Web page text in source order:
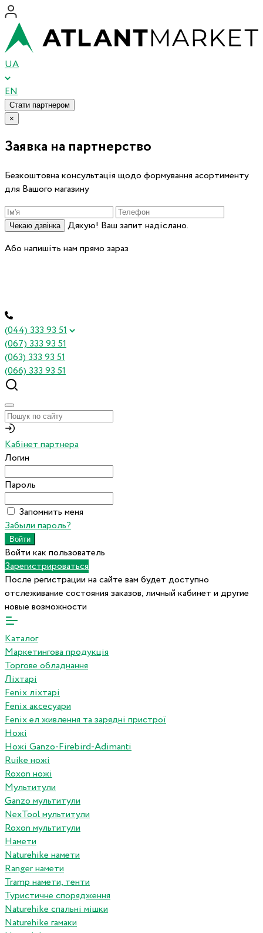
UA
EN
Стати партнером
×
Заявка на партнерство
Безкоштовна консультація щодо формування асортименту
для Вашого магазину
Чекаю дзвінка
Дякую! Ваш запит надіслано.
Або напишіть нам прямо зараз
(044) 333 93 51
(067) 333 93 51
(063) 333 93 51
(066) 333 93 51
Кабінет партнера
Логин
Пароль
Запомнить меня
Забыли пароль?
Войти как пользователь
Зарегистрироваться
После регистрации на сайте вам будет доступно
отслеживание состояния заказов, личный кабинет и другие
новые возможности
Каталог
Маркетингова продукція
Торгове обладнання
Ліхтарі
Fenix ліхтарі
Fenix аксесуари
Fenix ел живлення та зарядні пристрої
Ножі
Ножі Ganzo-Firebird-Adimanti
Ruike ножі
Roxon ножi
Мультитули
Ganzo мультитули
NexTool мультитули
Roxon мультитули
Намети
Naturehike намети
Ranger намети
Tramp намети, тенти
Туристичне спорядження
Naturehike спальні мішки
Naturehike гамаки